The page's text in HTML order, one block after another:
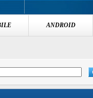
ANDROID